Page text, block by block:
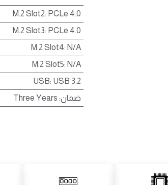
M.2 Slot2: PCLe 4.0
M.2 Slot3: PCLe 4.0
M.2 Slot4: N/A
M.2 Slot5: N/A
USB: USB 3.2
ضمان:
Three Years